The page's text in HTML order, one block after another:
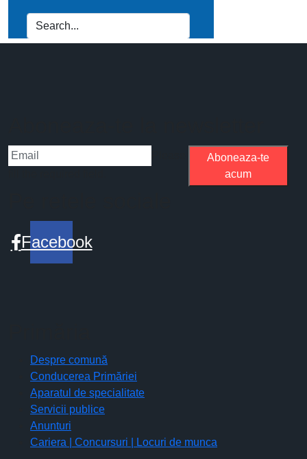
Aboneaza-te
acum
Facebook
Despre comună
Conducerea Primăriei
Aparatul de specialitate
Servicii publice
Anunturi
Cariera | Concursuri | Locuri de munca